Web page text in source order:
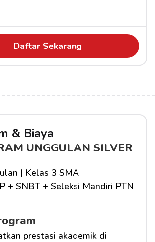
Daftar Sekarang
& Biaya
UNGGULAN SILVER
| Kelas 3 SMA
+ SNBT + Seleksi Mandiri PTN
prestasi akademik di